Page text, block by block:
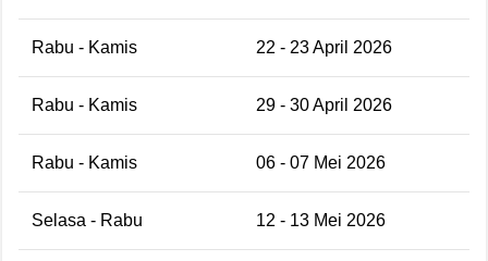
Rabu - Kamis 22 - 23 April 2026
Rabu - Kamis 29 - 30 April 2026
Rabu - Kamis 06 - 07 Mei 2026
Selasa - Rabu 12 - 13 Mei 2026